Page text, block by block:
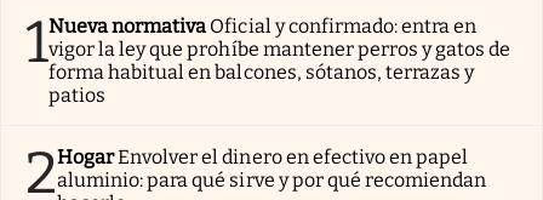
1Nueva normativa Oficial y confirmado: entra en
vigor la ley que prohíbe mantener perros y gatos de
forma habitual en balcones, sótanos, terrazas y
patios
2HogarEnvolver el dinero en efectivo en papel
aluminio: para qué sirve y por qué recomiendan